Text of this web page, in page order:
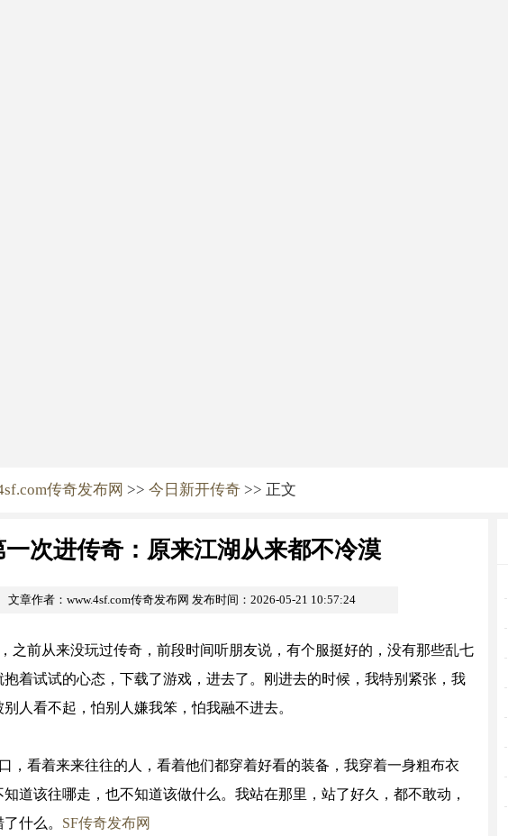
传奇发布网 >> 今日新开传奇 >> 正文
一次进传奇：原来江湖从来都不冷漠
文章作者：www.4sf.com传奇发布网 发布时间：2026-05-21 10:57:24
之前从来没玩过传奇，前段时间听朋友说，有个服挺好的，没有那些乱七
抱着试试的心态，下载了游戏，进去了。刚进去的时候，我特别紧张，我
人看不起，怕别人嫌我笨，怕我融不进去。
，看着来来往往的人，看着他们都穿着好看的装备，我穿着一身粗布衣
道该往哪走，也不知道该做什么。我站在那里，站了好久，都不敢动，
什么。 SF传奇发布网